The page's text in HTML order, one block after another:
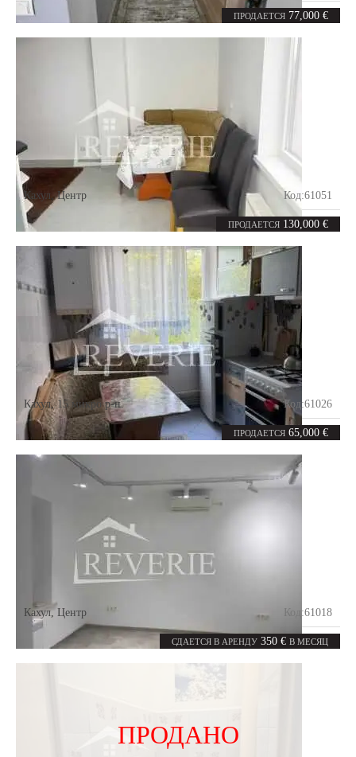
ПРОДАЕТСЯ 77,000 €
3комнаты 53.2 m²
ПРОДАЕТСЯ 130,000 €
Кахул ,Центр Код:61051
комнаты 72 m²
ПРОДАЕТСЯ 65,000 €
Кахул,15 микро р-н. Код:61026
комнаты 52m²
СДАЕТСЯ В АРЕНДУ 350 € В МЕСЯЦ
Кахул, Центр Код:61018
1комната 30m²
ПРОДАНО